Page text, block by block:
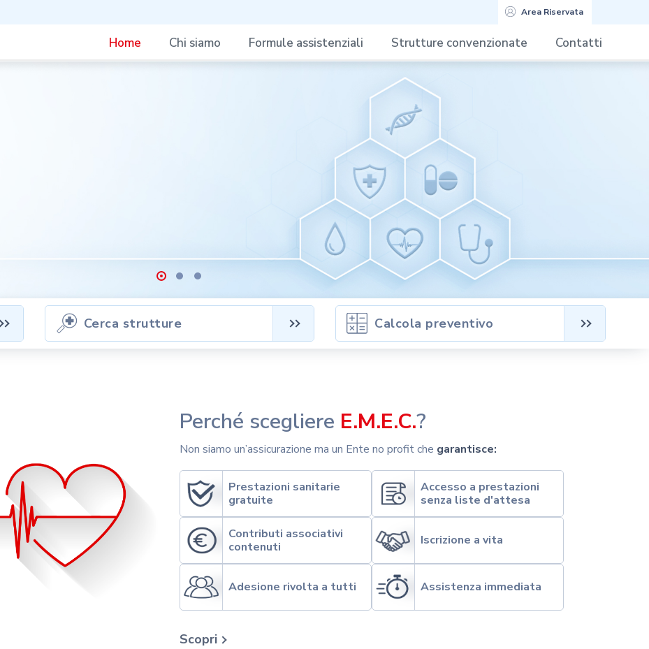
Area Riservata
Home Chi siamo Formule assistenziali Strutture convenzionate Contatti
Cerca strutture Calcola preventivo
Perché scegliere E.M.E.C.?
Non siamo un’assicurazione ma un Ente no profit che garantisce:
Prestazioni sanitarie
gratuite
Accesso a prestazioni
senza liste d'attesa
Contributi associativi
contenuti
Iscrizione a vita
Adesione rivolta a tutti Assistenza immediata
Scopri